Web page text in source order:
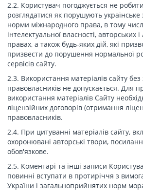
2.2. Користувач погоджується не
розглядатися як порушують українське
норми міжнародного права, в тому
інтелектуальної власності, авторських
правах, а також будь-яких дій, які
призвести до порушення нормальної
сервісів сайту.
2.3. Використання матеріалів сайту без
правовласників не допускається. Для
використання матеріалів Сайту
ліцензійних договорів (отримання
правовласників.
2.4. При цитуванні матеріалів сайту,
охоронювані авторські твори,
обов'язкове.
2.5. Коментарі та інші записи
повинні вступати в протиріччя з
України і загальноприйнятих норм